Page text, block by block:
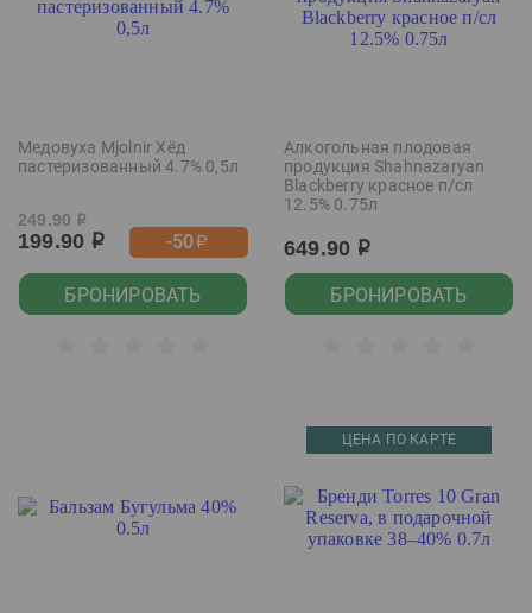
Медовуха Mjolnir Хёд
пастеризованный 4.7% 0,5л
249.90 р
199.90 р -50р
БРОНИРОВАТЬ
Алкогольная плодовая
продукция Shahnazaryan
Blackberry красное п/сл
12.5% 0.75л
649.90 р
БРОНИРОВАТЬ
ЦЕНА ПО КАРТЕ